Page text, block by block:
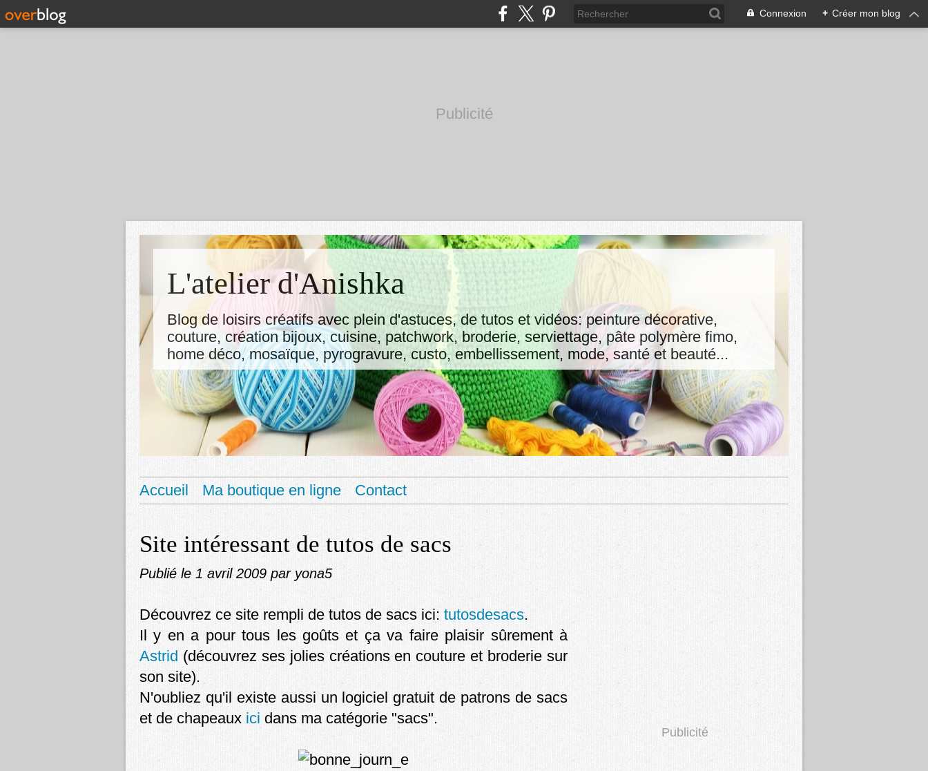
Connexion + Créer mon blog
Publicité
L'atelier d'Anishka
Blog de loisirs créatifs avec plein d'astuces, de tutos et vidéos: peinture décorative,
couture, création bijoux, cuisine, patchwork, broderie, serviettage, pâte polymère fimo,
home déco, mosaïque, pyrogravure, custo, embellissement, mode, santé et beauté...
Accueil Ma boutique en ligne Contact
Site intéressant de tutos de sacs
Publié le 1 avril 2009 par yona5
Découvrez ce site rempli de tutos de sacs ici: tutosdesacs.
Il y en a pour tous les goûts et ça va faire plaisir sûrement à
Astrid (découvrez ses jolies créations en couture et broderie sur
son site).
N'oubliez qu'il existe aussi un logiciel gratuit de patrons de sacs
et de chapeaux ici dans ma catégorie "sacs".
Publicité